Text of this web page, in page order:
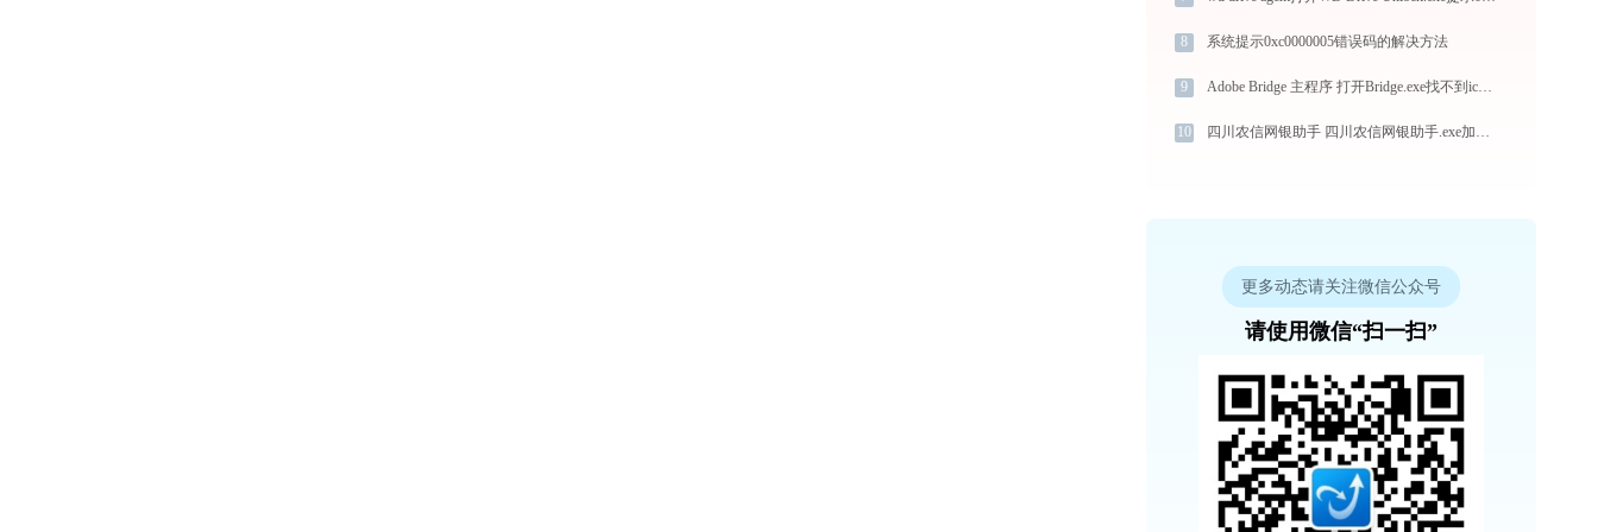
8 系统提示0xc0000005错误码的解决方法
9 Adobe Bridge 主程序 打开Bridge.exe找不到icuin40.dll怎么办
10 四川农信网银助手 四川农信网银助手.exe加载ffmpeg.dll文件丢失处理办法
更多动态请关注微信公众号
请使用微信“扫一扫”